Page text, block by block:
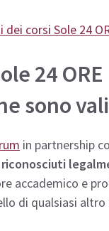
dei corsi Sole 24
24 ORE
sono
in partnership
riconosciuti
accademico e
di qualsiasi